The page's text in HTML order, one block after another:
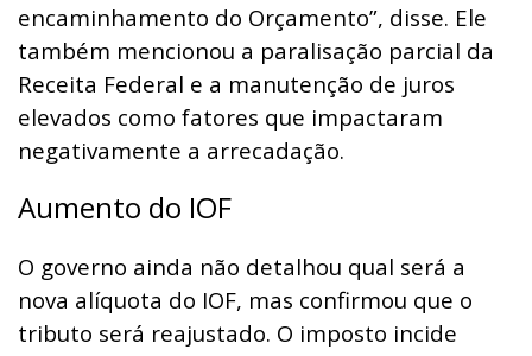
encaminhamento do Orçamento”, disse. Ele
também mencionou a paralisação parcial da
Receita Federal e a manutenção de juros
elevados como fatores que impactaram
negativamente a arrecadação.
Aumento do IOF
O governo ainda não detalhou qual será a
nova alíquota do IOF, mas confirmou que o
tributo será reajustado. O imposto incide